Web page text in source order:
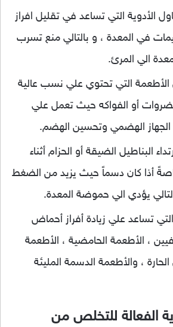
الأدوية التي تساعد في تقليل افراز
في المعدة ، و بالتالي منع تسرب
الي المرئ.
الأطعمة التي تحتوي علي نسب عالية
أو الفواكه حيث تعمل علي
الهضمي وتحسين الهضم.
البناطيل الضيقة أو الحزام أثناء
أذا كان دسماً حيث يزيد من الضغط
يؤدي الي حموضة المعدة.
تساعد علي زيادة أفراز أحماض
، الأطعمة الحامضية ، الأطعمة
الحارة ، والأطعمة الدسمة المليئة
الفعالة للتخلص من